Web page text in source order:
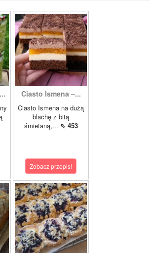
Ciasto Ismena –...
Ciasto Ismena na dużą
blachę z bitą
śmietaną,... ⇖ 453
Zobacz przepis!